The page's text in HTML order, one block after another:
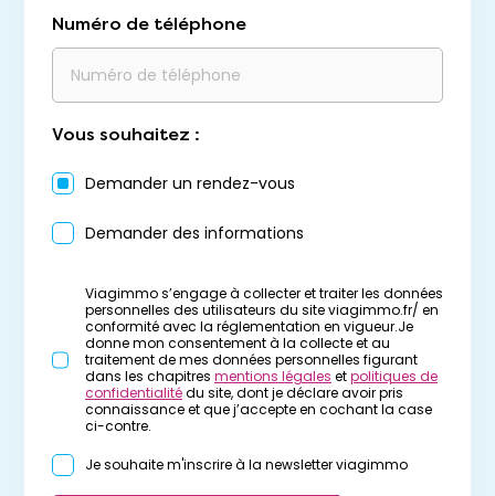
Numéro de téléphone
Vous souhaitez :
Demander un rendez-vous
Demander des informations
Viagimmo s’engage à collecter et traiter les données
personnelles des utilisateurs du site viagimmo.fr/ en
conformité avec la réglementation en vigueur.Je
donne mon consentement à la collecte et au
traitement de mes données personnelles figurant
dans les chapitres mentions légales etpolitiques de
confidentialitédu site, dont je déclare avoir pris
connaissance et que j’accepte en cochant la case
ci-contre.
Je souhaite m'inscrire à la newsletter viagimmo